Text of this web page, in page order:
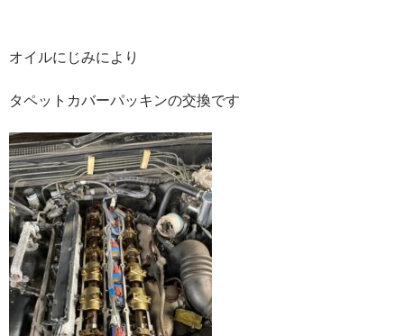
オイルにじみにより
タペットカバーパッキンの交換です